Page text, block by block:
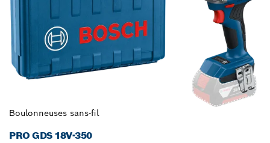
Boulonneuses sans-fil
PRO GDS 18V-350